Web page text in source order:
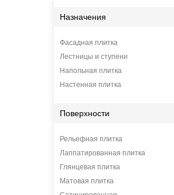
Назначения
Фасадная плитка
Лестницы и ступени
Напольная плитка
Настенная плитка
Поверхности
Рельефная плитка
Лаппатированная плитка
Глянцевая плитка
Матовая плитка